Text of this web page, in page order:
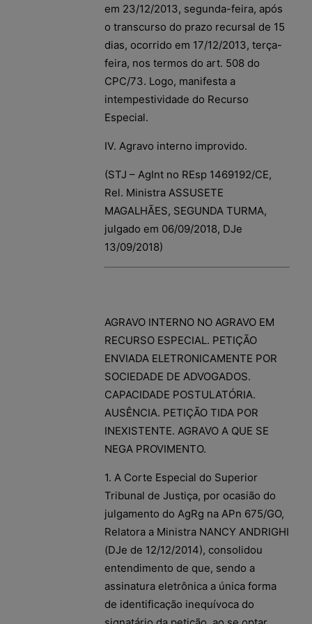
em 23/12/2013, segunda-feira, após
o transcurso do prazo recursal de 15
dias, ocorrido em 17/12/2013, terça-
feira, nos termos do art. 508 do
CPC/73. Logo, manifesta a
intempestividade do Recurso
Especial.
IV. Agravo interno improvido.
(STJ – AgInt no REsp 1469192/CE,
Rel. Ministra ASSUSETE
MAGALHÃES, SEGUNDA TURMA,
julgado em 06/09/2018, DJe
13/09/2018)
AGRAVO INTERNO NO AGRAVO EM
RECURSO ESPECIAL. PETIÇÃO
ENVIADA ELETRONICAMENTE POR
SOCIEDADE DE ADVOGADOS.
CAPACIDADE POSTULATÓRIA.
AUSÊNCIA. PETIÇÃO TIDA POR
INEXISTENTE. AGRAVO A QUE SE
NEGA PROVIMENTO.
1. A Corte Especial do Superior
Tribunal de Justiça, por ocasião do
julgamento do AgRg na APn 675/GO,
Relatora a Ministra NANCY ANDRIGHI
(DJe de 12/12/2014), consolidou
entendimento de que, sendo a
assinatura eletrônica a única forma
de identificação inequívoca do